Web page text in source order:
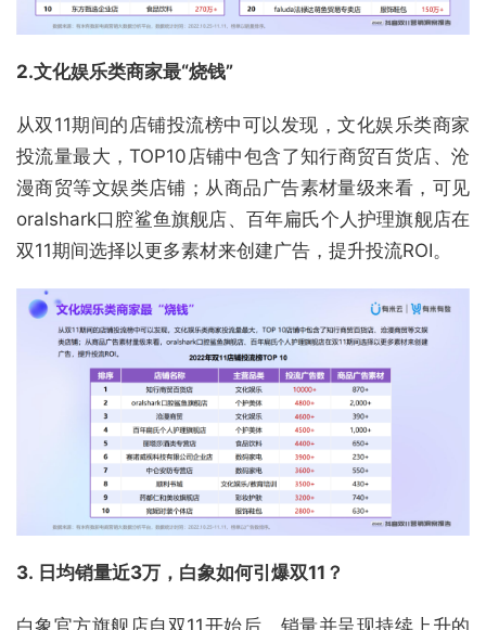
2.文化娱乐类商家最“烧钱”
从双11期间的店铺投流榜中可以发现，文化娱乐类商家
投流量最大，TOP10店铺中包含了知行商贸百货店、沧
漫商贸等文娱类店铺；从商品广告素材量级来看，可见
oralshark口腔鲨鱼旗舰店、百年扁氏个人护理旗舰店在
双11期间选择以更多素材来创建广告，提升投流ROI。
3. 日均销量近3万，白象如何引爆双11？